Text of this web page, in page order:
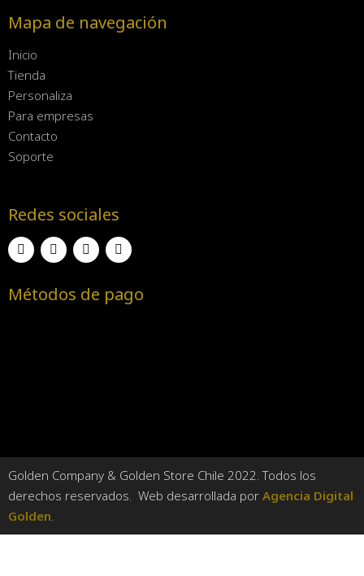
Mapa de navegación
Inicio
Tienda
Personaliza
Para empresas
Contacto
Soporte
Redes sociales
Métodos de pago
Golden Company & Golden Store Chile 2022. Todos los
derechos reservados. Web desarrollada por Agencia Digital
Golden.